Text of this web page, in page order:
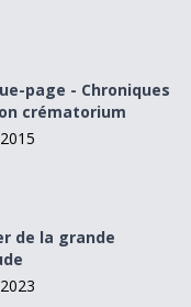
page - Chroniques
crématorium
de la grande